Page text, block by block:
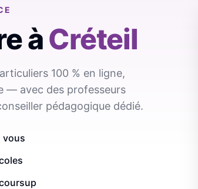
àCréteil
100 % en ligne,
— avec des professeurs
pédagogique dédié.
vous